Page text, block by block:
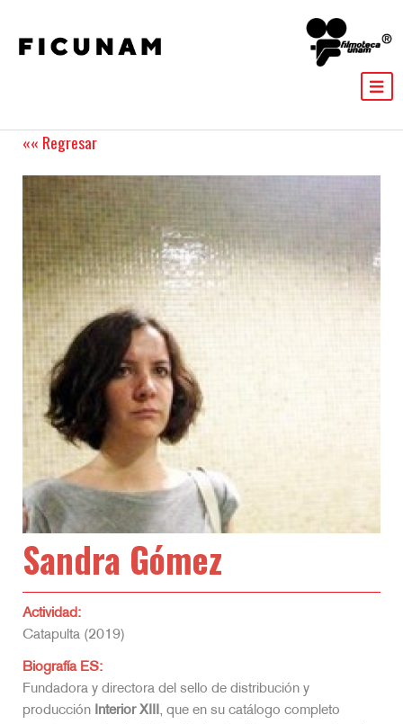
«« Regresar
Sandra Gómez
Actividad:
Catapulta (2019)
Biografía ES:
Fundadora y directora del sello de distribución y
producción Interior XIII, que en su catálogo completo